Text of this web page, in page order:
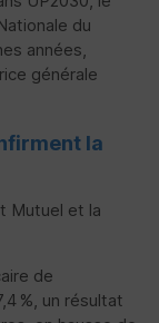
du
années,
générale
la
Mutuel et la
de
%, un résultat